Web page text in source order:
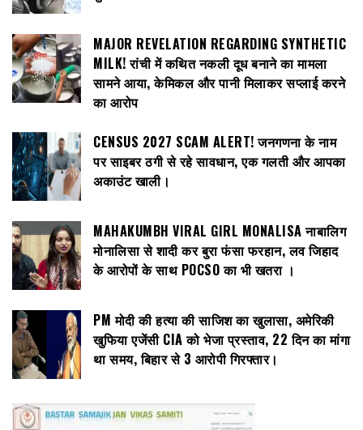
MAJOR REVELATION REGARDING SYNTHETIC
MILK! रांची में कथित नकली दूध बनाने का मामला
सामने आया, केमिकल और पानी मिलाकर सप्लाई करने
का आरोप
CENSUS 2027 SCAM ALERT! जनगणना के नाम
पर साइबर ठगी से रहे सावधान, एक गलती और आपका
अकाउंट खाली।
MAHAKUMBH VIRAL GIRL MONALISA नाबालिग
मोनालिसा से शादी कर बुरा फंसा फरहान, लव जिहाद
के आरोपों के साथ POCSO का भी खतरा ।
PM मोदी की हत्या की साजिश का खुलासा, अमेरिकी
खुफिया एजेंसी CIA को भेजा प्रस्ताव, 22 दिन का मांगा
था समय, बिहार से 3 आरोपी गिरफ्तार।